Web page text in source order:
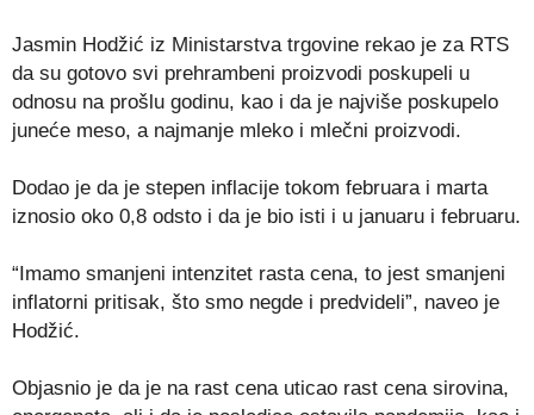
Jasmin Hodžić iz Ministarstva trgovine rekao je za RTS
da su gotovo svi prehrambeni proizvodi poskupeli u
odnosu na prošlu godinu, kao i da je najviše poskupelo
juneće meso, a najmanje mleko i mlečni proizvodi.
Dodao je da je stepen inflacije tokom februara i marta
iznosio oko 0,8 odsto i da je bio isti i u januaru i februaru.
“Imamo smanjeni intenzitet rasta cena, to jest smanjeni
inflatorni pritisak, što smo negde i predvideli”, naveo je
Hodžić.
Objasnio je da je na rast cena uticao rast cena sirovina,